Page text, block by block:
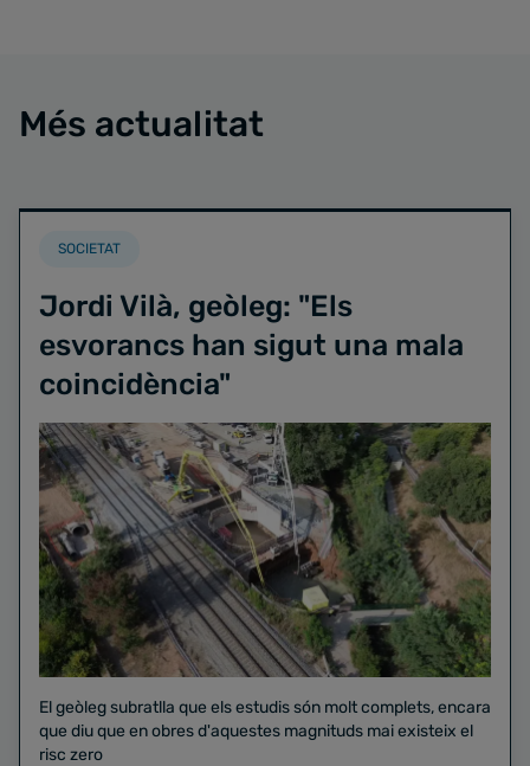
Més actualitat
SOCIETAT
Jordi Vilà, geòleg: "Els
esvorancs han sigut una mala
coincidència"
El geòleg subratlla que els estudis són molt complets, encara
que diu que en obres d'aquestes magnituds mai existeix el
risc zero